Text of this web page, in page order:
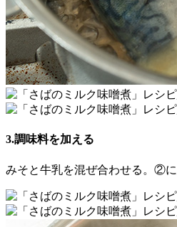
3.調味料を加える
みそと牛乳を混ぜ合わせる。②に